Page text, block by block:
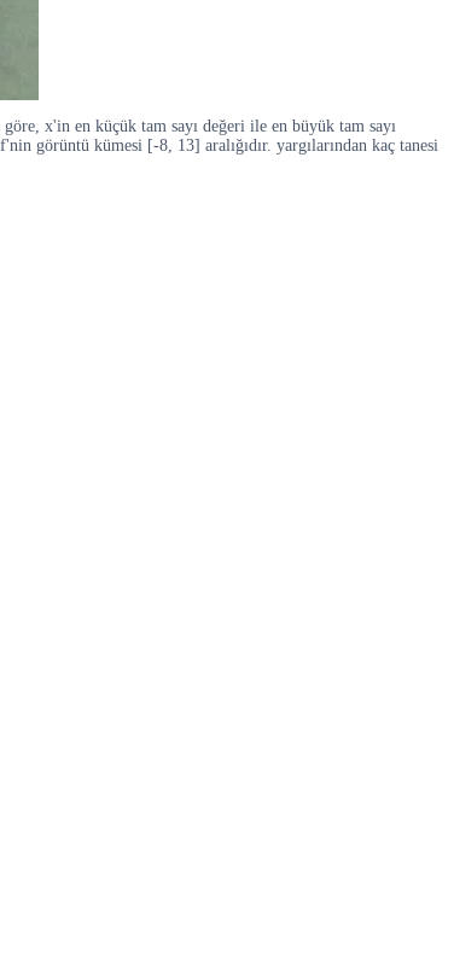
x'in en küçük tam sayı değeri ile en büyük tam sayı
görüntü kümesi [-8, 13] aralığıdır. yargılarından kaç tanesi